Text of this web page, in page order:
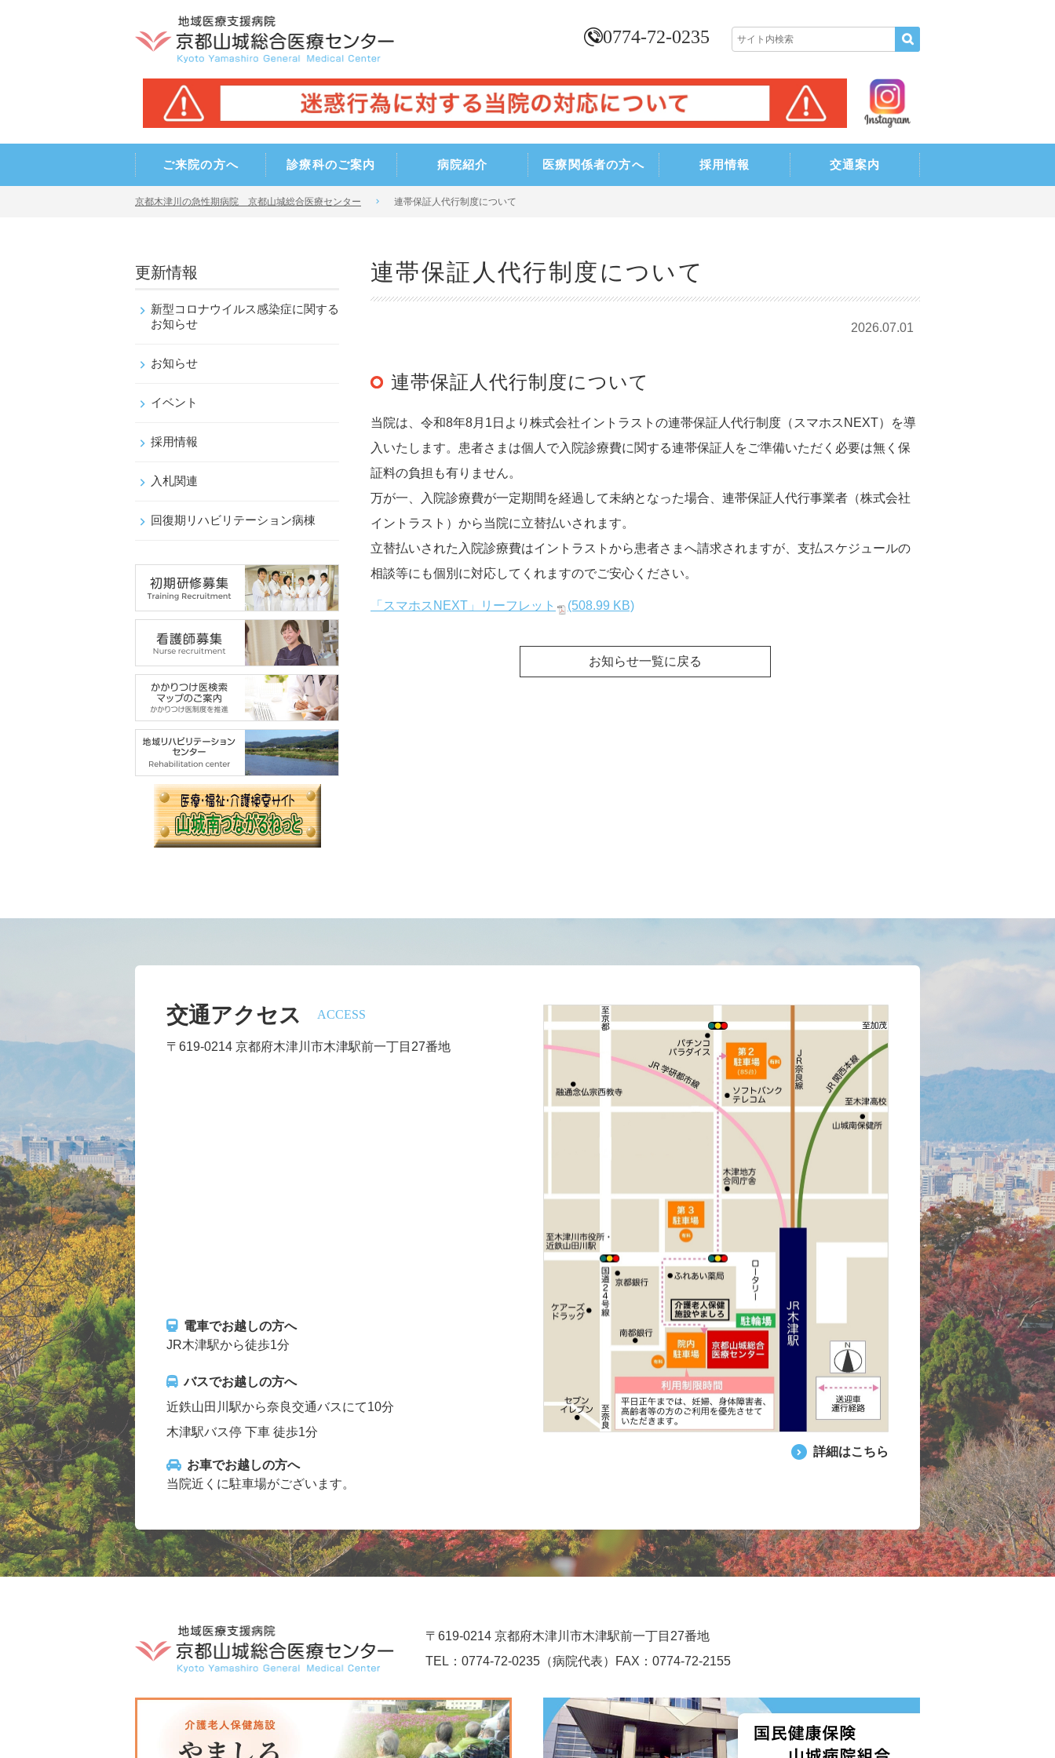
0774-72-0235
ご来院の方へ 診療科のご案内 病院紹介 医療関係者の方へ 採用情報 交通案内
京都木津川の急性期病院 京都山城総合医療センター 連帯保証人代行制度について
連帯保証人代行制度について
2026.07.01
連帯保証人代行制度について
当院は、令和8年8月1日より株式会社イントラストの連帯保証人代行制度（スマホスNEXT）を導
入いたします。患者さまは個人で入院診療費に関する連帯保証人をご準備いただく必要は無く保
証料の負担も有りません。
万が一、入院診療費が一定期間を経過して未納となった場合、連帯保証人代行事業者（株式会社
イントラスト）から当院に立替払いされます。
立替払いされた入院診療費はイントラストから患者さまへ請求されますが、支払スケジュールの
相談等にも個別に対応してくれますのでご安心ください。
「スマホスNEXT」リーフレット (508.99 KB)
お知らせ一覧に戻る
更新情報
新型コロナウイルス感染症に関する
お知らせ
お知らせ
イベント
採用情報
入札関連
回復期リハビリテーション病棟
交通アクセス ACCESS
〒619-0214 京都府木津川市木津駅前一丁目27番地
電車でお越しの方へ
JR木津駅から徒歩1分
バスでお越しの方へ
近鉄山田川駅から奈良交通バスにて10分
木津駅バス停 下車 徒歩1分
お車でお越しの方へ
当院近くに駐車場がございます。
詳細はこちら
〒619-0214 京都府木津川市木津駅前一丁目27番地
TEL： 0774-72-0235（病院代表） FAX：0774-72-2155